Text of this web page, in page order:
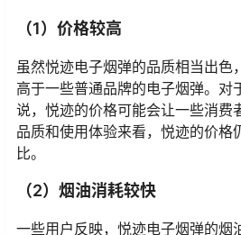
（1）价格较高
虽然悦迹电子烟弹的品质相当出色
高于一些普通品牌的电子烟弹。对
说，悦迹的价格可能会让一些消费
品质和使用体验来看，悦迹的价格
比。
（2）烟油消耗较快
一些用户反映，悦迹电子烟弹的烟